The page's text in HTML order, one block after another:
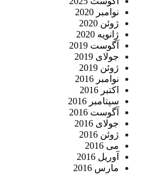
نوامبر 2020
ژوئن 2020
ژانویه 2020
آگوست 2019
جولای 2019
ژوئن 2019
نوامبر 2016
اکتبر 2016
سپتامبر 2016
آگوست 2016
جولای 2016
ژوئن 2016
می 2016
آوریل 2016
مارس 2016